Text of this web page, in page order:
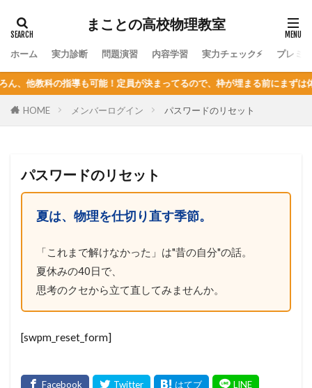
まことの高校物理教室
ホーム 実力診断 問題演習 内容学習 実力チェック⚡ プレミ
の指導も可能！定員が決まってるので、枠が埋まる前にまずは体験授業を
HOME メンバーログイン パスワードのリセット
パスワードのリセット
夏は、物理を仕切り直す季節。
「これまで解けなかった」は"昔の自分"の話。
夏休みの40日で、
思考のクセから立て直してみませんか。
[swpm_reset_form]